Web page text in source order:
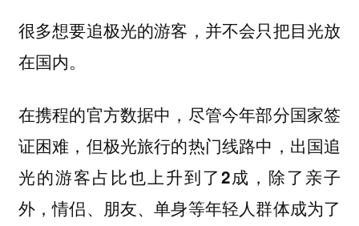
很多想要追极光的游客，并不会只把目光放
在国内。
在携程的官方数据中，尽管今年部分国家签
证困难，但极光旅行的热门线路中， 出国追
光的游客占比也上升到了2成 ，除了亲子
外，情侣、朋友、单身等年轻人群体成为了